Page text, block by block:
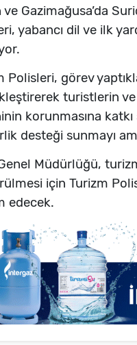
ve Gazimağusa’da
yabancı dil ve ilk
Polisleri, görev
turistlerin ve
korunmasına
desteği sunmayı
Müdürlüğü,
için Turizm
edecek.